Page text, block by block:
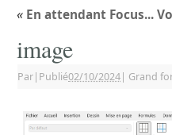
« En attendant Focus...
image
Par| Publié02/10/2024| Grand